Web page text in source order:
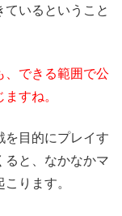
いるということ
、できる範囲で公
すね。
を目的にプレイす
ると、なかなかマ
ります。